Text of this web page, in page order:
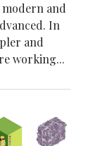
and
In
and
working...